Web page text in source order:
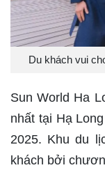
Du khách vui
Sun World Ha
nhất tại Hạ
2025. Khu du
khách bởi